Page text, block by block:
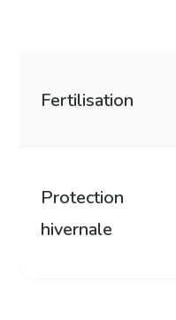
Fertilisation
Protection
hivernale